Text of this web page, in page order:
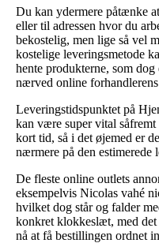
Du kan ydermere påtænke
eller til adressen hvor du
bekostelig, men lige så vel
kostelige leveringsmetode
hente produkterne, som
nærved online forhandlerens
Leveringstidspunktet på
kan være super vital
kort tid, så i det øjemed er
nærmere på den estimerede
De fleste online outlets
eksempelvis Nicolas vahé
hvilket dog står og falder
konkret klokkeslæt, med
nå at få bestillingen ordnet